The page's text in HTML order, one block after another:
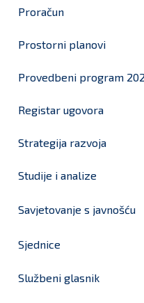
Proračun
Prostorni planovi
Provedbeni program
Registar ugovora
Strategija razvoja
Studije i analize
Savjetovanje s javnošću
Sjednice
Službeni glasnik